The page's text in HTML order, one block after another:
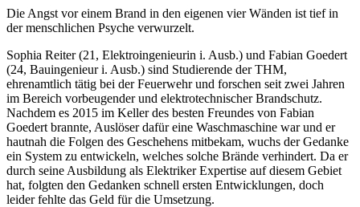
Die Angst vor einem Brand in den eigenen vier Wänden ist tief in
der menschlichen Psyche verwurzelt.
Sophia Reiter (21, Elektroingenieurin i. Ausb.) und Fabian Goedert
(24, Bauingenieur i. Ausb.) sind Studierende der THM,
ehrenamtlich tätig bei der Feuerwehr und forschen seit zwei Jahren
im Bereich vorbeugender und elektrotechnischer Brandschutz.
Nachdem es 2015 im Keller des besten Freundes von Fabian
Goedert brannte, Auslöser dafür eine Waschmaschine war und er
hautnah die Folgen des Geschehens mitbekam, wuchs der Gedanke
ein System zu entwickeln, welches solche Brände verhindert. Da er
durch seine Ausbildung als Elektriker Expertise auf diesem Gebiet
hat, folgten den Gedanken schnell ersten Entwicklungen, doch
leider fehlte das Geld für die Umsetzung.